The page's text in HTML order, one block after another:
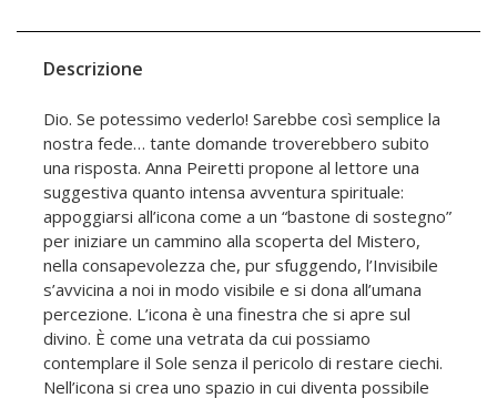
Descrizione
Dio. Se potessimo vederlo! Sarebbe così semplice la
nostra fede… tante domande troverebbero subito
una risposta. Anna Peiretti propone al lettore una
suggestiva quanto intensa avventura spirituale:
appoggiarsi all’icona come a un “bastone di sostegno”
per iniziare un cammino alla scoperta del Mistero,
nella consapevolezza che, pur sfuggendo, l’Invisibile
s’avvicina a noi in modo visibile e si dona all’umana
percezione. L’icona è una finestra che si apre sul
divino. È come una vetrata da cui possiamo
contemplare il Sole senza il pericolo di restare ciechi.
Nell’icona si crea uno spazio in cui diventa possibile